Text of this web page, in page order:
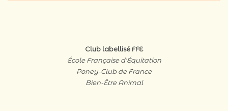
Club labellisé FFE
École Française d'Équitation
Poney-Club de France
Bien-Être Animal